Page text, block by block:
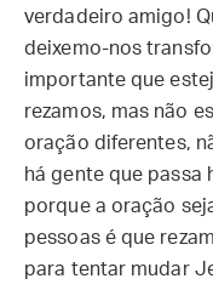
verdadeiro amigo!
deixemo-nos
importante que
rezamos, mas não
oração diferentes,
há gente que passa
porque a oração
pessoas é que
para tentar mudar